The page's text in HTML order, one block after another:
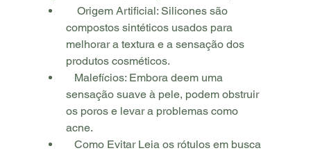
compostos sintéticos usados para
melhorar a textura e a sensação dos
produtos cosméticos.
sensação suave à pele, podem obstruir
os poros e levar a problemas como
acne.